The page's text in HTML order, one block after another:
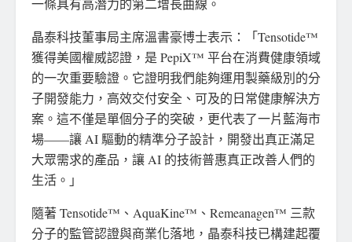
晶泰科技董事局主席溫書豪博士表示：「Tensotide™
獲得美國權威認證，是 PepiX™ 平台在消費健康領域
的一次重要驗證。它證明我們能夠運用製藥級別的分
子開發能力，高效交付安全、可及的日常健康解決方
案。這不僅是單個分子的突破，更代表了一片藍海市
場——讓 AI 驅動的精準分子設計，開發出真正滿足
大眾需求的產品，讓 AI 的技術普惠真正改善人們的
生活。」
隨著 Tensotide™、AquaKine™、Remeanagen™ 三款
分子的監管認證與商業化落地，晶泰科技已構建起覆